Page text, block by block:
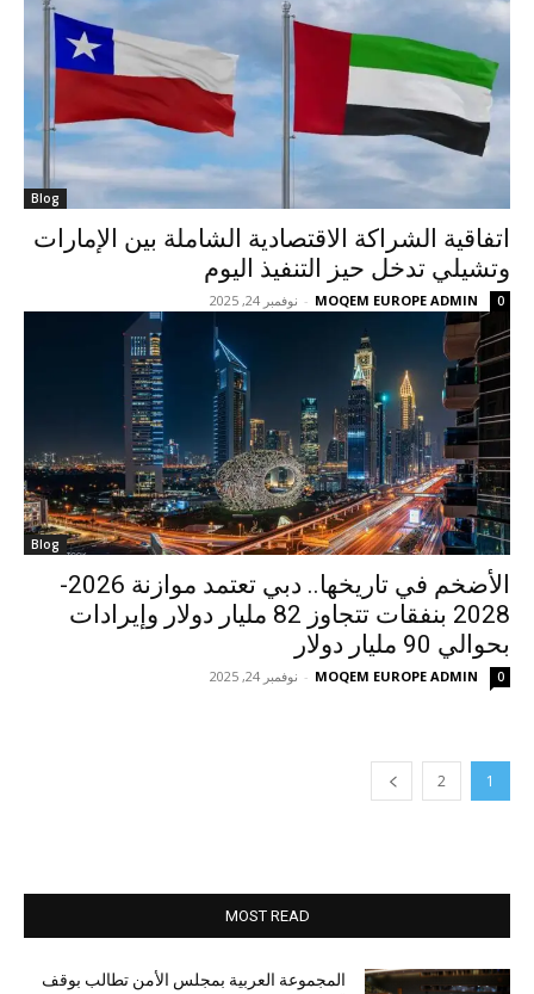
Blog
اتفاقية الشراكة الاقتصادية الشاملة بين الإمارات
وتشيلي تدخل حيز التنفيذ اليوم
MOQEM EUROPE ADMIN
- نوفمبر 24, 2025 0
Blog
الأضخم في تاريخها.. دبي تعتمد موازنة 2026-
2028 بنفقات تتجاوز 82 مليار دولار وإيرادات
بحوالي 90 مليار دولار
MOQEM EUROPE ADMIN
- نوفمبر 24, 2025 0
1
2
MOST READ
المجموعة العربية بمجلس الأمن تطالب بوقف